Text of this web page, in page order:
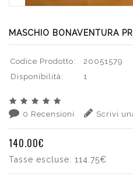
MASCHIO BONAVENTURA
Codice Prodotto:
20051579
Disponibilità:
1
0 Recensioni Scrivi
140.00€
Tasse escluse: 114.75€